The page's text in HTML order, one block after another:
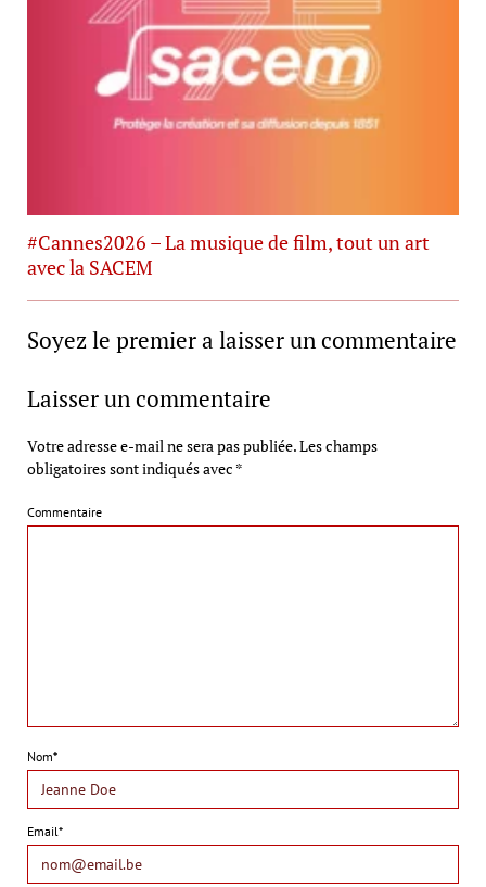
#Cannes2026 – La musique de film, tout un art
avec la SACEM
Soyez le premier a laisser un commentaire
Laisser un commentaire
Votre adresse e-mail ne sera pas publiée.Les champs
obligatoires sont indiqués avec *
Commentaire
Nom*
Email*